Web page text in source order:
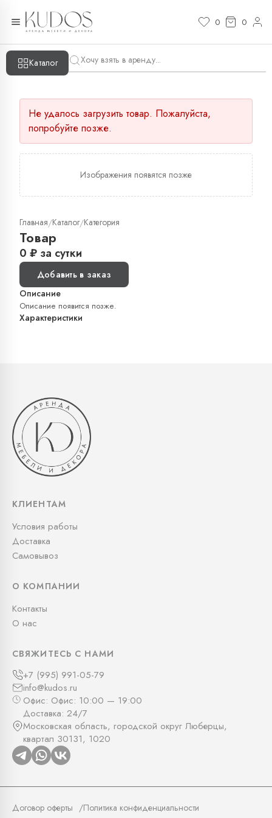
0 0
Каталог
Не удалось загрузить товар. Пожалуйста,
попробуйте позже.
Изображения появятся позже
Главная/Каталог/Категория
Товар
0 ₽ за сутки
Добавить в заказ
Описание
Описание появится позже.
Характеристики
КЛИЕНТАМ
Условия работы
Доставка
Самовывоз
О КОМПАНИИ
Контакты
О нас
СВЯЖИТЕСЬ С НАМИ
+7 (995) 991-05-79
info@kudos.ru
Офис: Офис: 10:00 — 19:00
Доставка: 24/7
Московская область, городской округ Люберцы,
квартал 30131, 1020
Договор оферты Политика конфиденциальности